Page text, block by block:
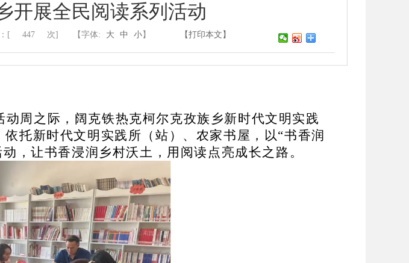
开展全民阅读系列活动
[ 447 次] 【字体: 大 中 小】 【打印本文】
动周之际，阔克铁热克柯尔克孜族乡新时代文明实践
托新时代文明实践所（站）、农家书屋，以“书香润
，让书香浸润乡村沃土，用阅读点亮成长之路。